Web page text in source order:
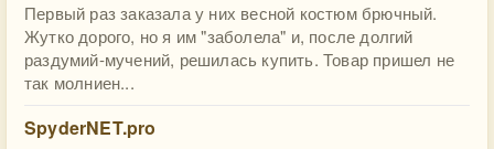
Первый раз заказала у них весной костюм брючный.
Жутко дорого, но я им "заболела" и, после долгий
раздумий-мучений, решилась купить. Товар пришел не
так молниен...
SpyderNET.pro